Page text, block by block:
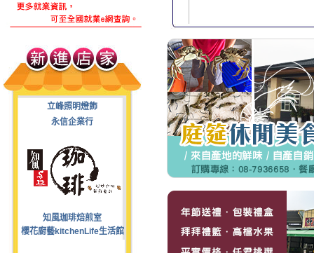
立峰照明燈飾
永信企業行
知風珈琲焙煎室
櫻花廚藝kitchenLife生活館